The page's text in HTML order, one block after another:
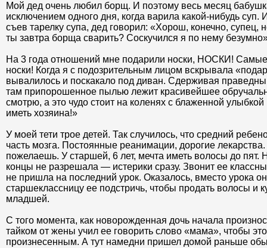
Мой дед очень любил борщ. И поэтому весь месяц
исключением одного дня, когда варила какой-нибудь суп.
съев тарелку супа, дед говорил: «Хорош, конечно, супец,
ты завтра борща сварить? Соскучился я по нему
На 3 года отношений мне подарили носки, НОСКИ!
носки! Когда я с подозрительным лицом вскрывала
вывалилось и поскакало под диван. Сдерживая
там припорошенное пылью лежит красивейшее
смотрю, а это чудо стоит на коленях с блаженной улыбкой
иметь хозяина!»
У моей тети трое детей. Так случилось, что средний
часть мозга. Постоянные реанимации, дорогие
пожелаешь. У старшей, 6 лет, мечта иметь волосы до пят.
концы не разрешала — истерики сразу. Звонит ее
не пришла на последний урок. Оказалось, вместо урока
старшеклассницу ее подстричь, чтобы продать волосы и
младшей.
С того момента, как новорожденная дочь начала
тайком от жены учил ее говорить слово «мама», чтобы
произнесенным. А тут намедни пришел домой раньше